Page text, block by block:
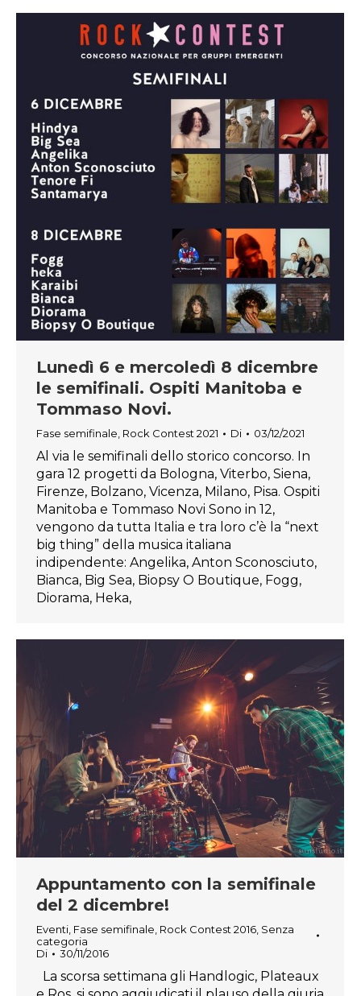
Lunedì 6 e mercoledì 8 dicembre
le semifinali. Ospiti Manitoba e
Tommaso Novi.
Fase semifinale Rock Contest 2021 Di 03/12/2021
Al via le semifinali dello storico concorso. In
gara 12 progetti da Bologna, Viterbo, Siena,
Firenze, Bolzano, Vicenza, Milano, Pisa. Ospiti
Manitoba e Tommaso Novi Sono in 12,
vengono da tutta Italia e tra loro c’è la “next
big thing” della musica italiana
indipendente: Angelika, Anton Sconosciuto,
Bianca, Big Sea, Biopsy O Boutique, Fogg,
Diorama, Heka,
Appuntamento con la semifinale
del 2 dicembre!
Eventi Fase semifinale Rock Contest 2016 Senza
categoria
Di
30/11/2016
La scorsa settimana gli Handlogic, Plateaux